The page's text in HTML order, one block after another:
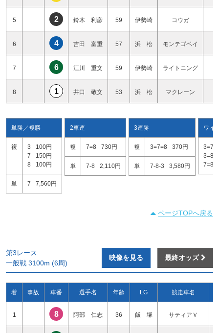
5 2 鈴木 利彦 59 伊勢崎 コウガ
6 4 吉田 富重 57 浜 松 モンテゴベイ
7 6 江川 重文 59 伊勢崎 ライトニング
8 1 井口 敬文 53 浜 松 マクレーン
単勝／複勝
複 3
100円
7
150円
8
100円
単 7 7,560円
2車連
複 7=8 730円
単 7-8 2,110円
3連勝
複 3=7=8 370円
単 7-8-3 3,580円
ワイ
3=7
3=8
7=8
ページTOPへ戻る
第3レース
一般戦 3100m (6周)
映像を見る 最終オッズ
着 事故 車番 選手名 年齢 LG 競走車名
1 8 阿部 仁志 36 飯 塚 サティアＶ